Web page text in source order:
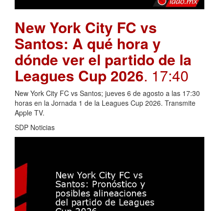
New York City FC vs
Santos: A qué hora y
dónde ver el partido de la
Leagues Cup 2026. 17:40
New York City FC vs Santos; jueves 6 de agosto a las 17:30
horas en la Jornada 1 de la Leagues Cup 2026. Transmite
Apple TV.
SDP Noticias